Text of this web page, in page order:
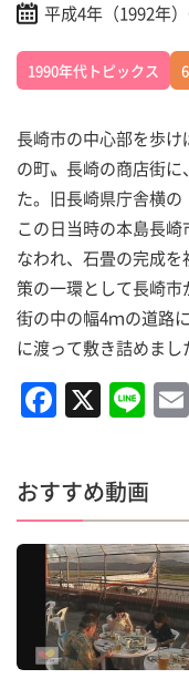
平成4年（1992年
1990年代トピックス
長崎市の中心部を歩
の町〟長崎の商店街
た。旧長崎県庁舎横の
この日当時の本島長
なわれ、石畳の完成
策の一環として長崎
街の中の幅4ｍの道路
に渡って敷き詰めまし
F
a
c
e
b
o
o
k
X Li
n
e
おすすめ動画